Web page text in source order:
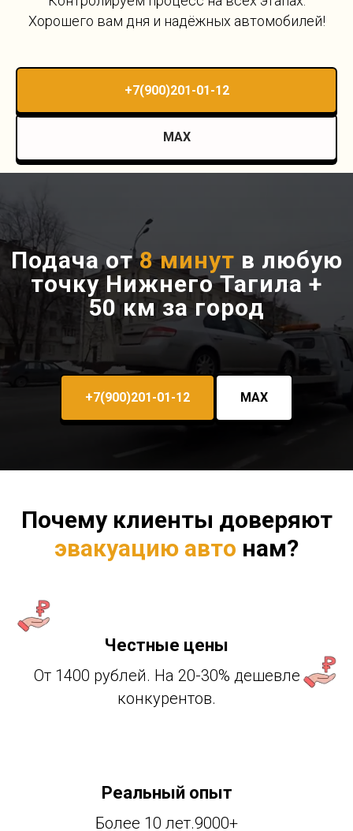
Хорошего вам дня и надёжных автомобилей!
+7(900)201-01-12
MAX
Подача от8 минут в любую
точку Нижнего Тагила +
50 км за город
+7(900)201-01-12 MAX
Почему клиенты доверяют
эвакуацию авто нам?
Честные цены
От 1400 рублей. На 20-30% дешевле
конкурентов.
Реальный опыт
Более 10 лет.9000+